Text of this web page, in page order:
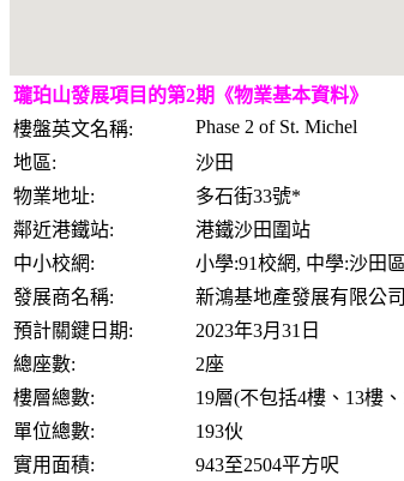
瓏珀山發展項目的第2期《物業基本資料》
樓盤英文名稱:
Phase 2 of St. Michel
地區:
沙田
物業地址:
多石街33號*
鄰近港鐵站:
港鐵沙田圍站
中小校網:
小學:91校網, 中學:沙田區
發展商名稱:
新鴻基地產發展有限公司
預計關鍵日期:
2023年3月31日
總座數:
2座
樓層總數:
19層(不包括4樓、13樓
單位總數:
193伙
實用面積:
943至2504平方呎